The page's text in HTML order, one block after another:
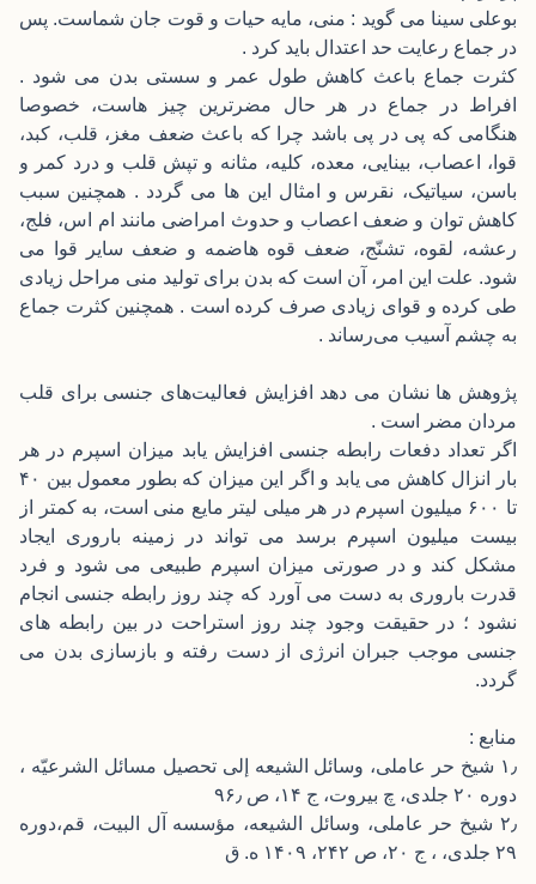
بوعلی سینا می گوید : منی، مایه حیات و قوت جان شماست. پس
در جماع رعایت حد اعتدال باید کرد .
کثرت جماع باعث کاهش طول عمر و سستی بدن می شود .
افراط در جماع در هر حال مضرترین چیز هاست، خصوصا
هنگامی که پی در پی باشد چرا که باعث ضعف مغز، قلب، کبد،
قوا، اعصاب، بینایی، معده، کلیه، مثانه و تپش قلب و درد کمر و
باسن، سیاتیک، نقرس و امثال این ها می گردد . همچنین سبب
کاهش توان و ضعف اعصاب و حدوث امراضی مانند ام اس، فلج،
رعشه، لقوه، تشنّج، ضعف قوه هاضمه و ضعف سایر قوا می
شود. علت این امر، آن است که بدن برای تولید منی مراحل زیادی
طی کرده و قوای زیادی صرف کرده است . همچنین کثرت جماع
به چشم آسیب می‌رساند .
پژوهش ها نشان می دهد افزایش فعالیت‌های جنسی برای قلب
مردان مضر است .
اگر تعداد دفعات رابطه جنسی افزایش یابد میزان اسپرم در هر
بار انزال کاهش می یابد و اگر این میزان که بطور معمول بین ۴۰
تا ۶۰۰ میلیون اسپرم در هر میلی لیتر مایع منی است، به کمتر از
بیست میلیون اسپرم برسد می تواند در زمینه باروری ایجاد
مشکل کند و در صورتی میزان اسپرم طبیعی می شود و فرد
قدرت باروری به دست می آورد که چند روز رابطه جنسی انجام
نشود ؛ در حقیقت وجود چند روز استراحت در بین رابطه های
جنسی موجب جبران انرژی از دست رفته و بازسازی بدن می
گردد.
منابع :
۱٫ شیخ حر عاملى، وسائل الشیعه إلی تحصیل مسائل الشرعیّه ،
دوره ۲۰ جلدی، چ بیروت، ج ۱۴، ص ۹۶٫
۲٫ شیخ حر عاملی، وسائل الشیعه، مؤسسه آل البیت، قم،دوره
۲۹ جلدی، ، ج ۲۰، ص ۲۴۲، ۱۴۰۹ ه. ق